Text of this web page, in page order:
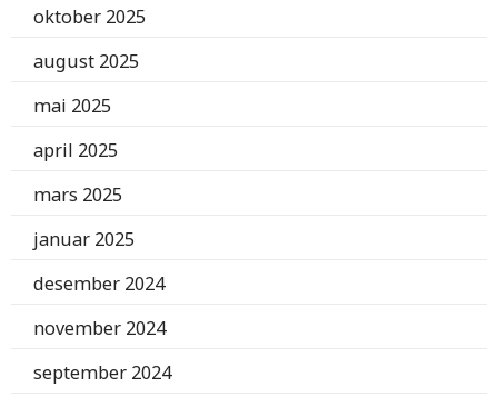
oktober 2025
august 2025
mai 2025
april 2025
mars 2025
januar 2025
desember 2024
november 2024
september 2024